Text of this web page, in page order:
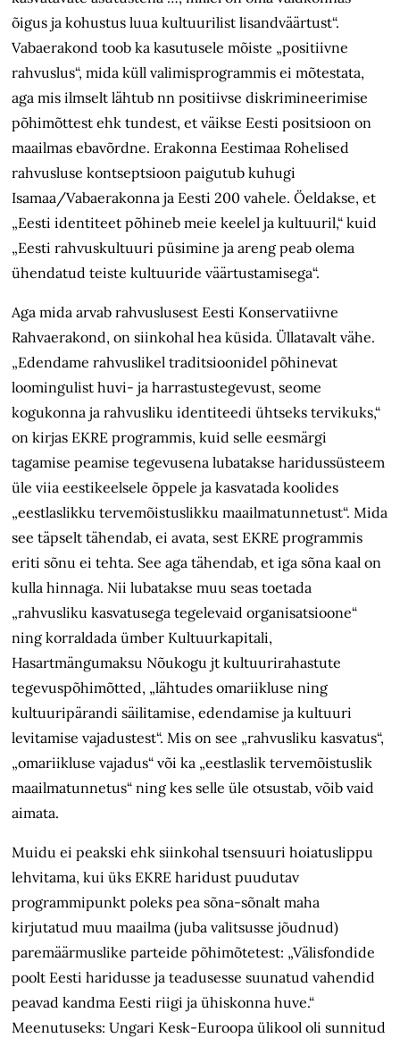
õigus ja kohustus luua kultuurilist lisandväärtust“.
Vabaerakond toob ka kasutusele mõiste „positiivne
rahvuslus“, mida küll valimisprogrammis ei mõtestata,
aga mis ilmselt lähtub nn positiivse diskrimineerimise
põhimõttest ehk tundest, et väikse Eesti positsioon on
maailmas ebavõrdne. Erakonna Eestimaa Rohelised
rahvusluse kontseptsioon paigutub kuhugi
Isamaa/Vabaerakonna ja Eesti 200 vahele. Öeldakse, et
„Eesti identiteet põhineb meie keelel ja kultuuril,“ kuid
„Eesti rahvuskultuuri püsimine ja areng peab olema
ühendatud teiste kultuuride väärtustamisega“.
Aga mida arvab rahvuslusest Eesti Konservatiivne
Rahvaerakond, on siinkohal hea küsida. Üllatavalt vähe.
„Edendame rahvuslikel traditsioonidel põhinevat
loomingulist huvi- ja harrastustegevust, seome
kogukonna ja rahvusliku identiteedi ühtseks tervikuks,“
on kirjas EKRE programmis, kuid selle eesmärgi
tagamise peamise tegevusena lubatakse haridussüsteem
üle viia eestikeelsele õppele ja kasvatada koolides
„eestlaslikku tervemõistuslikku maailmatunnetust“. Mida
see täpselt tähendab, ei avata, sest EKRE programmis
eriti sõnu ei tehta. See aga tähendab, et iga sõna kaal on
kulla hinnaga. Nii lubatakse muu seas toetada
„rahvusliku kasvatusega tegelevaid organisatsioone“
ning korraldada ümber Kultuurkapitali,
Hasartmängumaksu Nõukogu jt kultuurirahastute
tegevuspõhimõtted, „lähtudes omariikluse ning
kultuuripärandi säilitamise, edendamise ja kultuuri
levitamise vajadustest“. Mis on see „rahvusliku kasvatus“,
„omariikluse vajadus“ või ka „eestlaslik tervemõistuslik
maailmatunnetus“ ning kes selle üle otsustab, võib vaid
aimata.
Muidu ei peakski ehk siinkohal tsensuuri hoiatuslippu
lehvitama, kui üks EKRE haridust puudutav
programmipunkt poleks pea sõna-sõnalt maha
kirjutatud muu maailma (juba valitsusse jõudnud)
paremäärmuslike parteide põhimõtetest: „Välisfondide
poolt Eesti haridusse ja teadusesse suunatud vahendid
peavad kandma Eesti riigi ja ühiskonna huve.“
Meenutuseks: Ungari Kesk-Euroopa ülikool oli sunnitud